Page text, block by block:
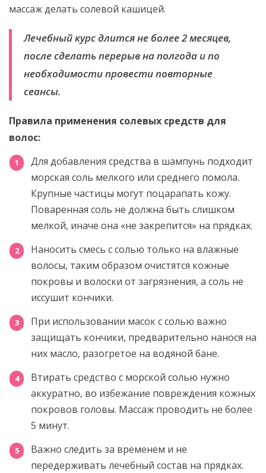
массаж делать солевой кашицей.
Лечебный курс длится не более 2 месяцев,
после сделать перерыв на полгода и по
необходимости провести повторные
сеансы.
Правила применения солевых средств для
волос:
Для добавления средства в шампунь подходит
морская соль мелкого или среднего помола.
Крупные частицы могут поцарапать кожу.
Поваренная соль не должна быть слишком
мелкой, иначе она «не закрепится» на прядках.
Наносить смесь с солью только на влажные
волосы, таким образом очистятся кожные
покровы и волоски от загрязнения, а соль не
иссушит кончики.
При использовании масок с солью важно
защищать кончики, предварительно нанося на
них масло, разогретое на водяной бане.
Втирать средство с морской солью нужно
аккуратно, во избежание повреждения кожных
покровов головы. Массаж проводить не более
5 минут.
Важно следить за временем и не
передерживать лечебный состав на прядках.